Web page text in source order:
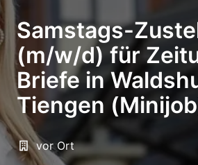
Samstags-
(m/w/d) für
Briefe in
Tiengen
vor Ort